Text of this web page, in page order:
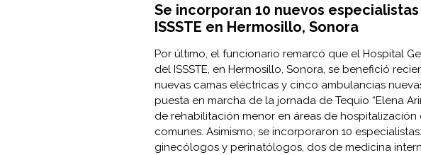
Se incorporan 10 nuevos
ISSSTE en Hermosillo, Sonora
Por último, el funcionario remarcó que el Hospital
del ISSSTE, en Hermosillo, Sonora, se benefició
nuevas camas eléctricas y cinco ambulancias
puesta en marcha de la jornada de Tequio “Elena
de rehabilitación menor en áreas de hospitalización
comunes. Asimismo, se incorporaron 10
ginecólogos y perinatólogos, dos de medicina